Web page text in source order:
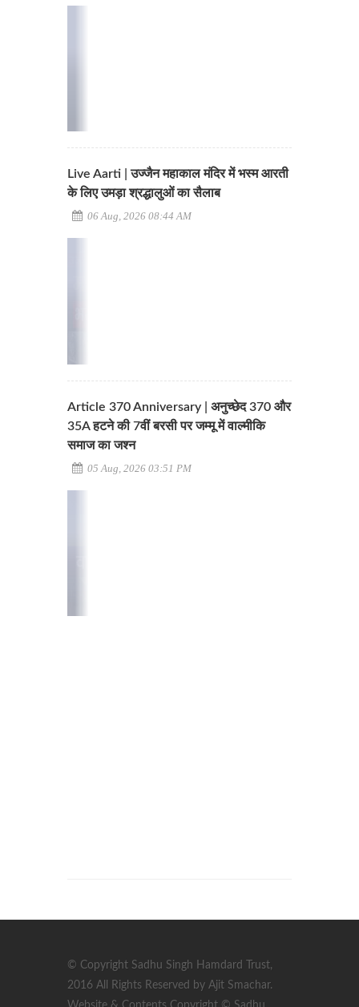
Live Aarti | उज्जैन महाकाल मंदिर में भस्म आरती
के लिए उमड़ा श्रद्धालुओं का सैलाब
06 Aug, 2026 08:44 AM
Article 370 Anniversary | अनुच्छेद 370 और
35A हटने की 7वीं बरसी पर जम्मू में वाल्मीकि
समाज का जश्न
05 Aug, 2026 03:51 PM
© Copyright Sadhu Singh Hamdard Trust,
2016 All Rights Reserved by Ajit Smachar.